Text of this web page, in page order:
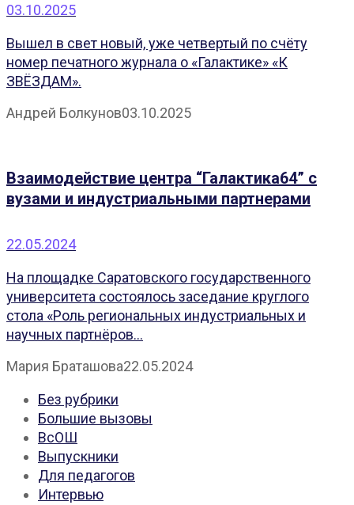
03.10.2025
Вышел в свет новый, уже четвертый по счёту
номер печатного журнала о «Галактике» «К
ЗВЁЗДАМ».
Андрей Болкунов03.10.2025
Взаимодействие центра “Галактика64” с
вузами и индустриальными партнерами
22.05.2024
На площадке Саратовского государственного
университета состоялось заседание круглого
стола «Роль региональных индустриальных и
научных партнёров...
Мария Браташова22.05.2024
Без рубрики
Большие вызовы
ВсОШ
Выпускники
Для педагогов
Интервью